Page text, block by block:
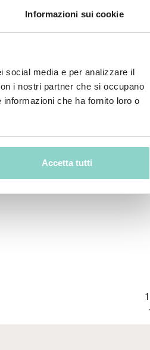
Informazioni sui cookie
social media e per analizzare il
i nostri partner che si occupano
che ha fornito loro o
Accetta tutti
CHE TI VOGLIO
2